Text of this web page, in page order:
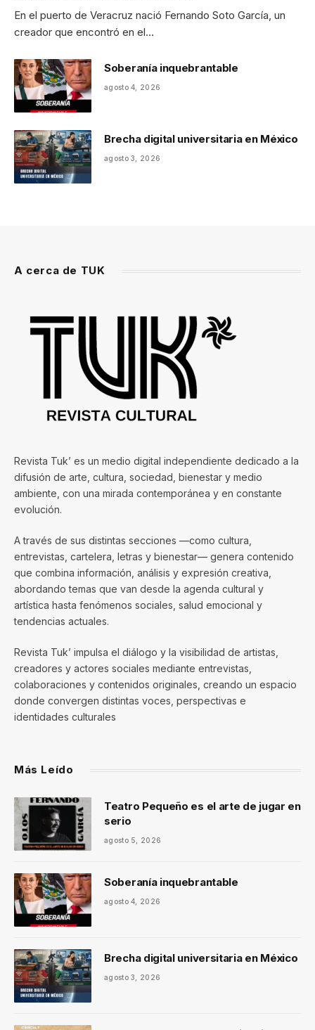
En el puerto de Veracruz nació Fernando Soto García, un
creador que encontró en el…
Soberanía inquebrantable
agosto 4, 2026
Brecha digital universitaria en México
agosto 3, 2026
A cerca de TUK
Revista Tuk’ es un medio digital independiente dedicado a la
difusión de arte, cultura, sociedad, bienestar y medio
ambiente, con una mirada contemporánea y en constante
evolución.
A través de sus distintas secciones —como cultura,
entrevistas, cartelera, letras y bienestar— genera contenido
que combina información, análisis y expresión creativa,
abordando temas que van desde la agenda cultural y
artística hasta fenómenos sociales, salud emocional y
tendencias actuales.
Revista Tuk’ impulsa el diálogo y la visibilidad de artistas,
creadores y actores sociales mediante entrevistas,
colaboraciones y contenidos originales, creando un espacio
donde convergen distintas voces, perspectivas e
identidades culturales
Más Leído
Teatro Pequeño es el arte de jugar en
serio
agosto 5, 2026
Soberanía inquebrantable
agosto 4, 2026
Brecha digital universitaria en México
agosto 3, 2026